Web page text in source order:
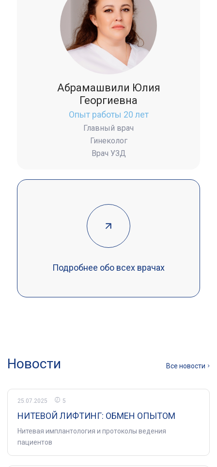
Абрамашвили Юлия
Георгиевна
Опыт работы 20 лет
Главный врач
Гинеколог
Врач УЗД
Подробнее обо всех врачах
Новости Все новости
25.07.2025 5
НИТЕВОЙ ЛИФТИНГ: ОБМЕН ОПЫТОМ
Нитевая имплантология и протоколы ведения
пациентов